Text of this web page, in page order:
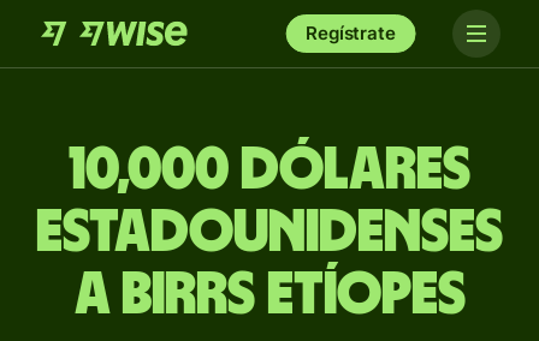
Regístrate
10,000 dólares
estadounidenses
a birrs etíopes